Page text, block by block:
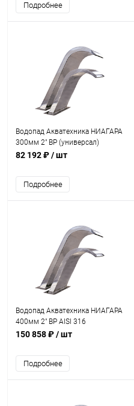
Подробнее
Водопад Акватехника НИАГАРА
300мм 2" ВР (универсал)
(AT01.10)
82 192 ₽/ шт
Подробнее
Водопад Акватехника НИАГАРА
400мм 2" ВР AISI 316
(универсал) (AT01.11M)
150 858 ₽/ шт
Подробнее